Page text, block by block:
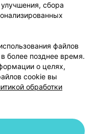
маркетинг
Доставка
Партнеры
103.by
Cookie
улучшения, сбора
файлов
более позднее время.
о целях,
cookie вы
обработки